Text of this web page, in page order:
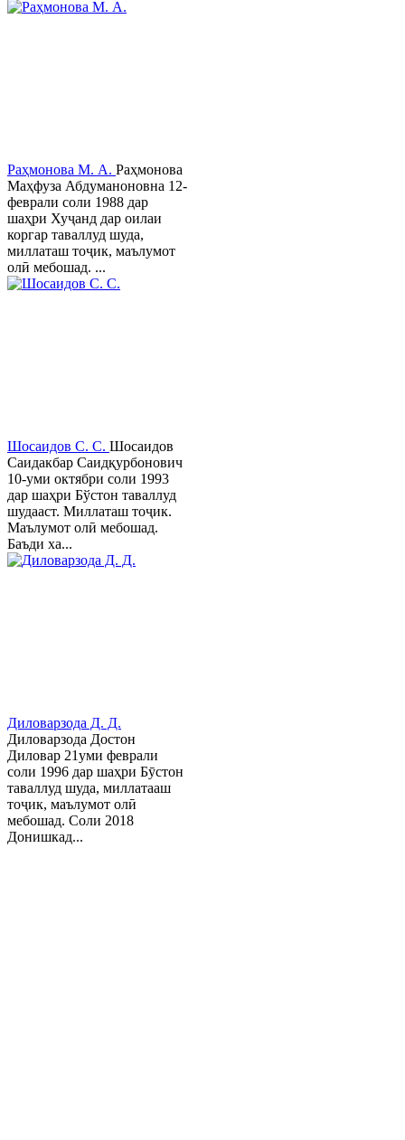
Раҳмонова М. А. Раҳмонова
Маҳфуза Абдуманоновна 12-
феврали соли 1988 дар
шаҳри Хуҷанд дар оилаи
коргар таваллуд шуда,
миллаташ тоҷик, маълумот
олӣ мебошад. ...
Шосаидов С. С. Шосаидов
Саидакбар Саидқурбонович
10-уми октябри соли 1993
дар шаҳри Бўстон таваллуд
шудааст. Миллаташ тоҷик.
Маълумот олӣ мебошад.
Баъди ха...
Диловарзода Д. Д.
Диловарзода Достон
Диловар 21уми феврали
соли 1996 дар шаҳри Бӯстон
таваллуд шуда, миллатааш
тоҷик, маълумот олӣ
мебошад. Соли 2018
Донишкад...